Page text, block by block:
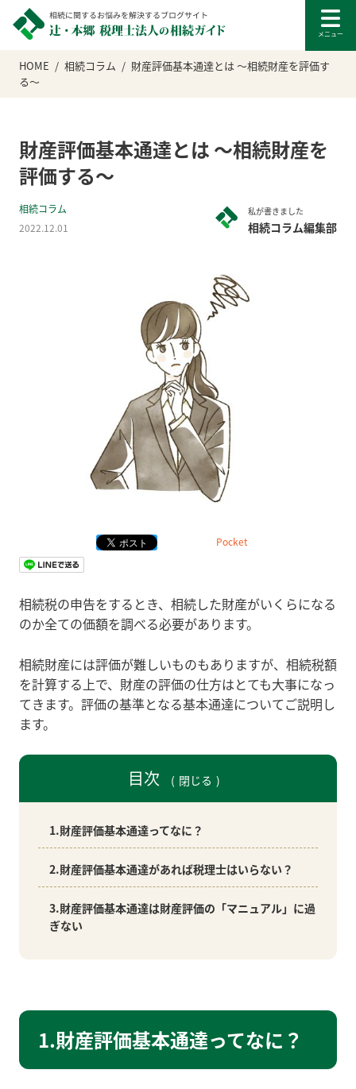
HOME 相続コラム
財産評価基本通達とは ～相続財産を評価す
る～
財産評価基本通達とは ～相続財産を
評価する～
相続コラム
2022.12.01
私が書きました
相続コラム編集部
Pocket
相続税の申告をするとき、相続した財産がいくらになる
のか全ての価額を調べる必要があります。
相続財産には評価が難しいものもありますが、相続税額
を計算する上で、財産の評価の仕方はとても大事になっ
てきます。評価の基準となる基本通達についてご説明し
ます。
目次 閉じる
1.財産評価基本通達ってなに？
2.財産評価基本通達があれば税理士はいらない？
3.財産評価基本通達は財産評価の「マニュアル」に過
ぎない
1.財産評価基本通達ってなに？